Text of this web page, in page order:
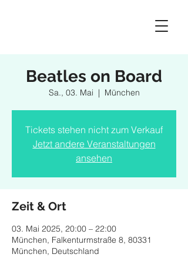
Beatles on Board
Sa., 03. Mai
  |
München
Tickets stehen nicht zum Verkauf
Jetzt andere Veranstaltungen
ansehen
Zeit & Ort
03. Mai 2025, 20:00 – 22:00
München, Falkenturmstraße 8, 80331
München, Deutschland